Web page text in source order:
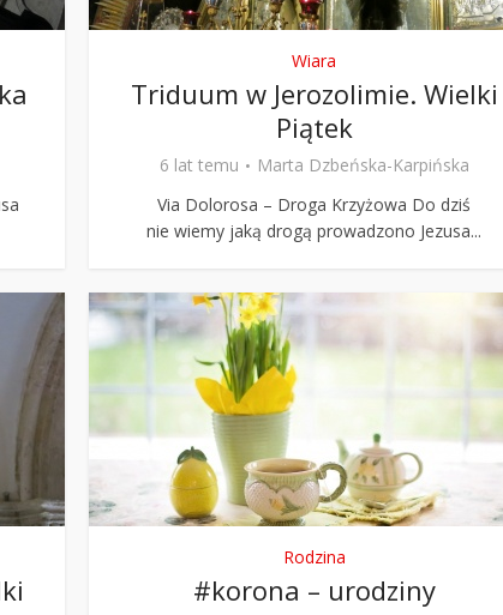
Wiara
Triduum w Jerozolimie. Wielki
Piątek
6 lat temu
Marta Dzbeńska-Karpińska
Via Dolorosa – Droga Krzyżowa Do dziś
nie wiemy jaką drogą prowadzono Jezusa...
Rodzina
#korona – urodziny